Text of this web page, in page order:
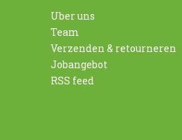
Uber uns
Team
Verzenden & retourneren
Jobangebot
RSS feed